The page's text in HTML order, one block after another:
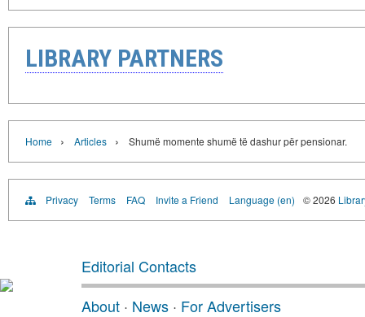
LIBRARY PARTNERS
Home › Articles › Shumë momente shumë të dashur për pensionar.
Privacy Terms FAQ Invite a Friend Language (en) © 2026
Editorial Contacts
About · News · For Advertisers